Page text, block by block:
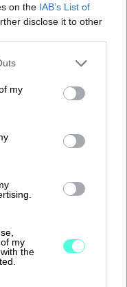
on the IAB’s List of
disclose it to other
one or more Google
You may click to
third-party tags to
in below Google
my
my
the
liitettävät
Kysy lisää